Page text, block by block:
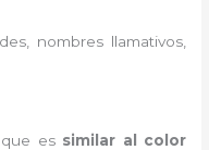
nombres llamativos,
es similar al color